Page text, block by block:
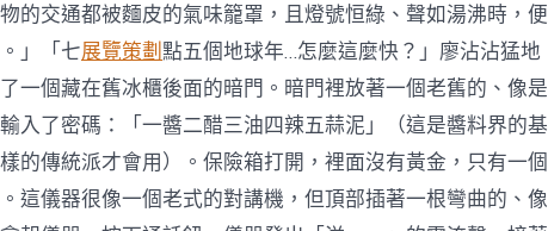
的交通都被麵皮的氣味籠罩，且燈號恒綠、聲如湯沸時，便
」「七展覽策劃點五個地球年…怎麼這麼快？」廖沾沾猛地
一個藏在舊冰櫃後面的暗門。暗門裡放著一個老舊的、像是
入了密碼：「一醬二醋三油四辣五蒜泥」（這是醬料界的基
的傳統派才會用）。保險箱打開，裡面沒有黃金，只有一個
這儀器很像一個老式的對講機，但頂部插著一根彎曲的、像